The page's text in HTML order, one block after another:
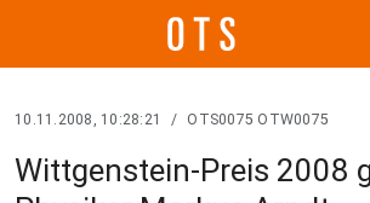
10.11.2008, 10:28:21 / OTS0075 OTW0075
Wittgenstein-Preis 2008